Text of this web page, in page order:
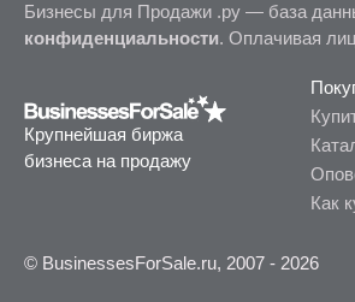
Бизнесы для Продажи .ру — база
конфиденциальности. Оплачивая
Крупнейшая биржа
бизнеса на продажу
Как
© BusinessesForSale.ru, 2007 - 2026